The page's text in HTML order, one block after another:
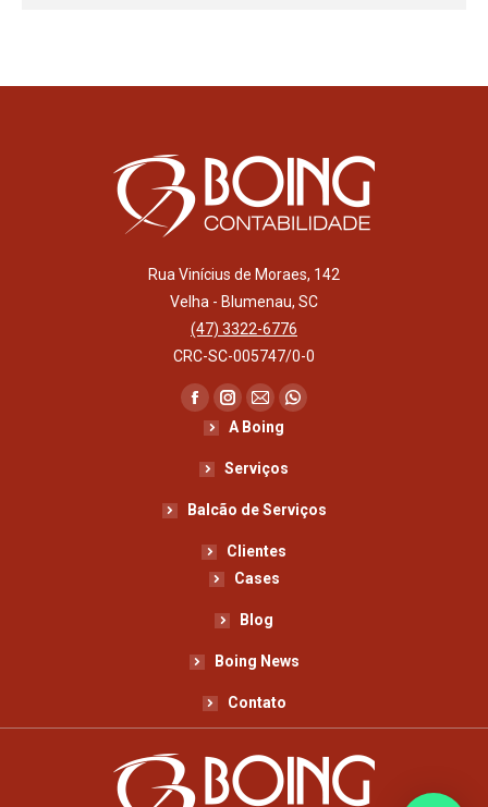
Rua Vinícius de Moraes, 142
Velha - Blumenau, SC
(47) 3322-6776
CRC-SC-005747/0-0
Facebook
page
opens
window
Instagram
page
opens
window
Mail
page
opens
window
Whatsapp
new
A Boing
Serviços
Balcão de Serviços
Clientes
Cases
Blog
Boing News
Contato